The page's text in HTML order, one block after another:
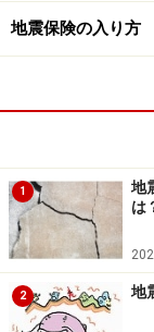
タフ・住
補償内容の異
共同住宅ではセ
地震火災費用保
で、地震災害等
100％の補償に
地震保険の入り方
1
地
は
2 地